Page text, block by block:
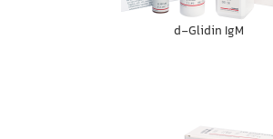
d-Glidin IgM